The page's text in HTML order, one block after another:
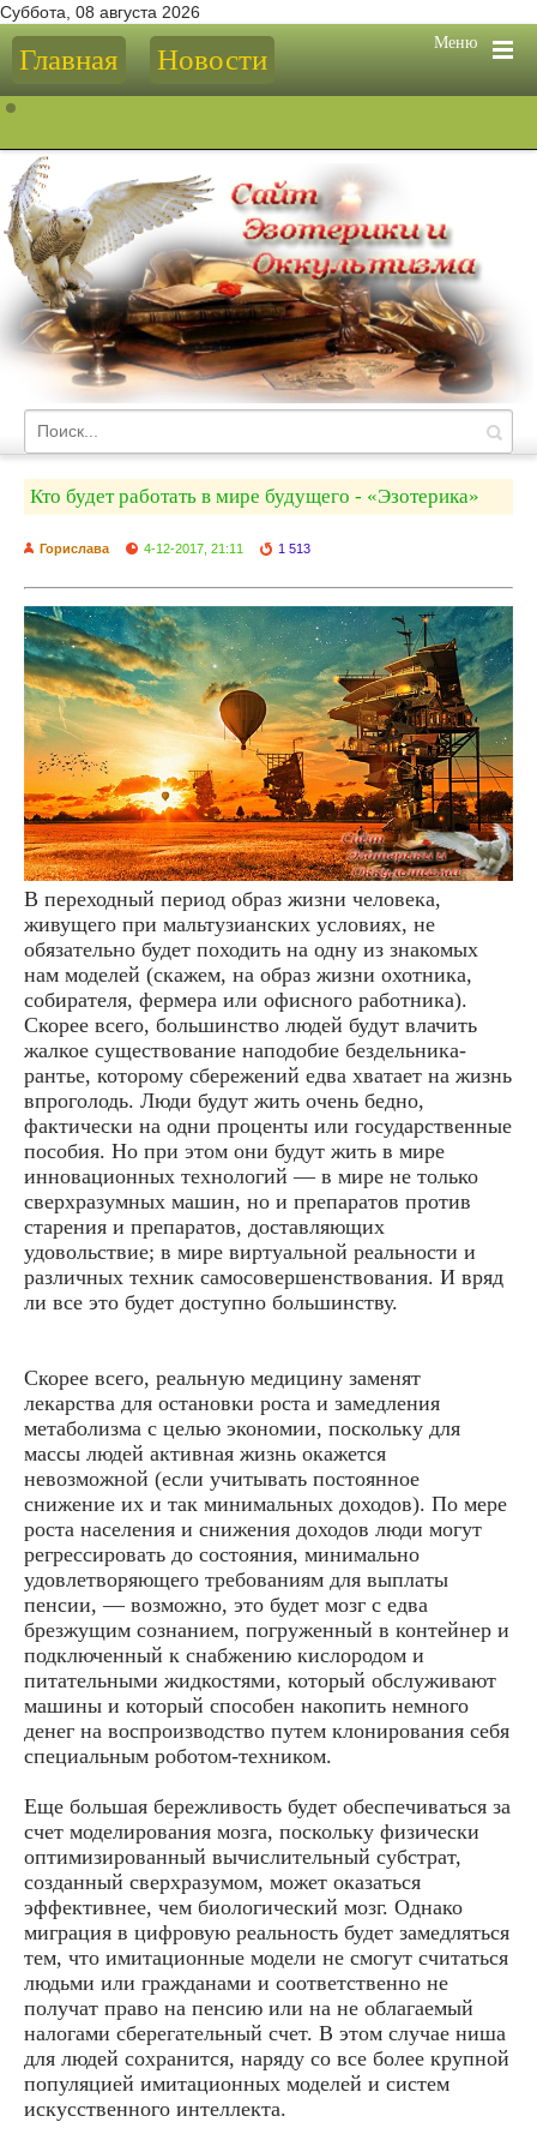
Суббота, 08 августа 2026
Меню
Главная Новости
Кто будет работать в мире будущего - «Эзотерика»
Горислава 4-12-2017, 21:11 1 513
В переходный период образ жизни человека,
живущего при мальтузианских условиях, не
обязательно будет походить на одну из знакомых
нам моделей (скажем, на образ жизни охотника,
собирателя, фермера или офисного работника).
Скорее всего, большинство людей будут влачить
жалкое существование наподобие бездельника-
рантье, которому сбережений едва хватает на жизнь
впроголодь. Люди будут жить очень бедно,
фактически на одни проценты или государственные
пособия. Но при этом они будут жить в мире
инновационных технологий — в мире не только
сверхразумных машин, но и препаратов против
старения и препаратов, доставляющих
удовольствие; в мире виртуальной реальности и
различных техник самосовершенствования. И вряд
ли все это будет доступно большинству.
Скорее всего, реальную медицину заменят
лекарства для остановки роста и замедления
метаболизма с целью экономии, поскольку для
массы людей активная жизнь окажется
невозможной (если учитывать постоянное
снижение их и так минимальных доходов). По мере
роста населения и снижения доходов люди могут
регрессировать до состояния, минимально
удовлетворяющего требованиям для выплаты
пенсии, — возможно, это будет мозг с едва
брезжущим сознанием, погруженный в контейнер и
подключенный к снабжению кислородом и
питательными жидкостями, который обслуживают
машины и который способен накопить немного
денег на воспроизводство путем клонирования себя
специальным роботом-техником.
Еще большая бережливость будет обеспечиваться за
счет моделирования мозга, поскольку физически
оптимизированный вычислительный субстрат,
созданный сверхразумом, может оказаться
эффективнее, чем биологический мозг. Однако
миграция в цифровую реальность будет замедляться
тем, что имитационные модели не смогут считаться
людьми или гражданами и соответственно не
получат право на пенсию или на не облагаемый
налогами сберегательный счет. В этом случае ниша
для людей сохранится, наряду со все более крупной
популяцией имитационных моделей и систем
искусственного интеллекта.